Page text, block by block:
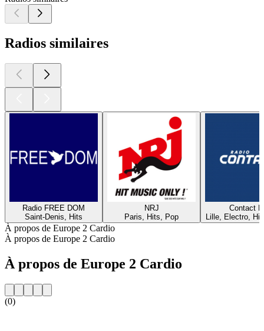
Radios similaires
Radio FREE DOM
Saint-Denis, Hits
NRJ
Paris, Hits, Pop
Contact
Lille, Electro,
À propos de Europe 2 Cardio
À propos de Europe 2 Cardio
À propos de Europe 2 Cardio
(0)